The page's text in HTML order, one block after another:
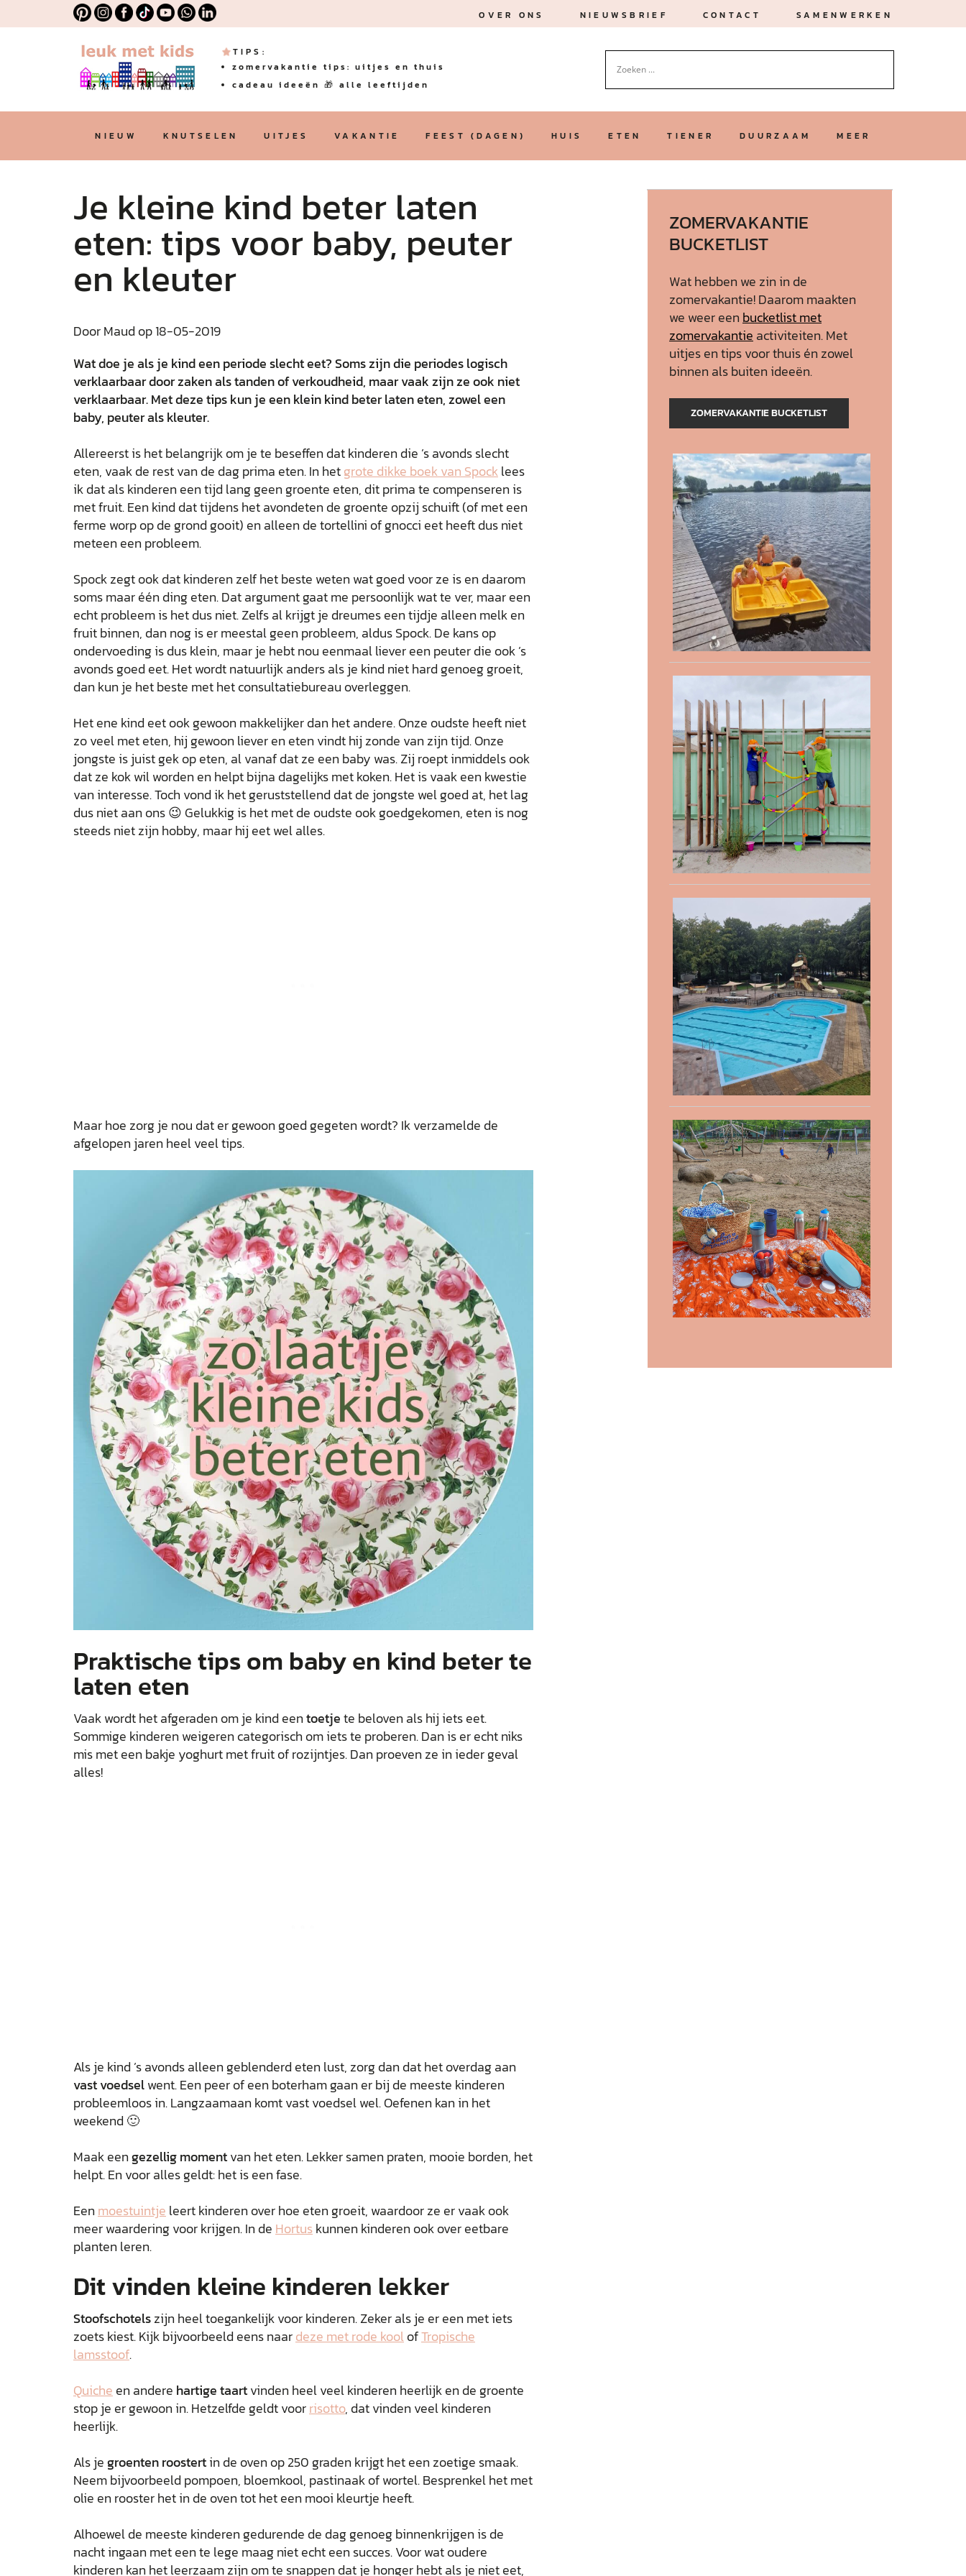
OVER ONS NIEUWSBRIEF CONTACT SAMENWERKEN
TIPS:
zomervakantie tips: uitjes en thuis
cadeau ideeën 🎁 alle leeftijden
NIEUW KNUTSELEN UITJES VAKANTIE FEEST (DAGEN) HUIS ETEN TIENER DUURZAAM MEER
Je kleine kind beter laten
eten: tips voor baby, peuter
en kleuter
Door Maud op 18-05-2019
Wat doe je als je kind een periode slecht eet? Soms zijn die periodes logisch
verklaarbaar door zaken als tanden of verkoudheid, maar vaak zijn ze ook niet
verklaarbaar. Met deze tips kun je een klein kind beter laten eten, zowel een
baby, peuter als kleuter.
Allereerst is het belangrijk om je te beseffen dat kinderen die ’s avonds slecht
eten, vaak de rest van de dag prima eten. In hetgrote dikke boek van Spocklees
ik dat als kinderen een tijd lang geen groente eten, dit prima te compenseren is
met fruit. Een kind dat tijdens het avondeten de groente opzij schuift (of met een
ferme worp op de grond gooit) en alleen de tortellini of gnocci eet heeft dus niet
meteen een probleem.
Spock zegt ook dat kinderen zelf het beste weten wat goed voor ze is en daarom
soms maar één ding eten. Dat argument gaat me persoonlijk wat te ver, maar een
echt probleem is het dus niet. Zelfs al krijgt je dreumes een tijdje alleen melk en
fruit binnen, dan nog is er meestal geen probleem, aldus Spock. De kans op
ondervoeding is dus klein, maar je hebt nou eenmaal liever een peuter die ook ’s
avonds goed eet. Het wordt natuurlijk anders als je kind niet hard genoeg groeit,
dan kun je het beste met het consultatiebureau overleggen.
Het ene kind eet ook gewoon makkelijker dan het andere. Onze oudste heeft niet
zo veel met eten, hij gewoon liever en eten vindt hij zonde van zijn tijd. Onze
jongste is juist gek op eten, al vanaf dat ze een baby was. Zij roept inmiddels ook
dat ze kok wil worden en helpt bijna dagelijks met koken. Het is vaak een kwestie
van interesse. Toch vond ik het geruststellend dat de jongste wel goed at, het lag
dus niet aan ons 😉 Gelukkig is het met de oudste ook goedgekomen, eten is nog
steeds niet zijn hobby, maar hij eet wel alles.
Maar hoe zorg je nou dat er gewoon goed gegeten wordt? Ik verzamelde de
afgelopen jaren heel veel tips.
Praktische tips om baby en kind beter te
laten eten
Vaak wordt het afgeraden om je kind eentoetjete beloven als hij iets eet.
Sommige kinderen weigeren categorisch om iets te proberen. Dan is er echt niks
mis met een bakje yoghurt met fruit of rozijntjes. Dan proeven ze in ieder geval
alles!
Als je kind ’s avonds alleen geblenderd eten lust, zorg dan dat het overdag aan
vast voedselwent. Een peer of een boterham gaan er bij de meeste kinderen
probleemloos in. Langzaamaan komt vast voedsel wel. Oefenen kan in het
weekend 🙂
Maak eengezellig momentvan het eten. Lekker samen praten, mooie borden, het
helpt. En voor alles geldt: het is een fase.
Een moestuintje leert kinderen over hoe eten groeit, waardoor ze er vaak ook
meer waardering voor krijgen. In de Hortuskunnen kinderen ook over eetbare
planten leren.
Dit vinden kleine kinderen lekker
Stoofschotelszijn heel toegankelijk voor kinderen. Zeker als je er een met iets
zoets kiest. Kijk bijvoorbeeld eens naardeze met rode koolofTropische
lamsstoof.
Quiche en andere hartige taartvinden heel veel kinderen heerlijk en de groente
stop je er gewoon in. Hetzelfde geldt voorrisotto, dat vinden veel kinderen
heerlijk.
Als jegroenten roostertin de oven op 250 graden krijgt het een zoetige smaak.
Neem bijvoorbeeld pompoen, bloemkool, pastinaak of wortel. Besprenkel het met
olie en rooster het in de oven tot het een mooi kleurtje heeft.
Alhoewel de meeste kinderen gedurende de dag genoeg binnenkrijgen is de
nacht ingaan met een te lege maag niet echt een succes. Voor wat oudere
kinderen kan het leerzaam zijn om te snappen dat je honger hebt als je niet eet,
ZOMERVAKANTIE
BUCKETLIST
Wat hebben we zin in de
zomervakantie! Daarom maakten
we weer een bucketlist met
zomervakantie activiteiten. Met
uitjes en tips voor thuis én zowel
binnen als buiten ideeën.
ZOMERVAKANTIE BUCKETLIST